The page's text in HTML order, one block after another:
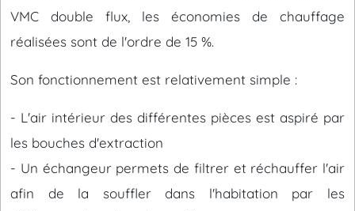
VMC double flux, les économies de chauffage
réalisées sont de l'ordre de 15 %.
Son fonctionnement est relativement simple :
- L'air intérieur des différentes pièces est aspiré par
les bouches d'extraction
- Un échangeur permets de filtrer et réchauffer l'air
afin de la souffler dans l'habitation par les